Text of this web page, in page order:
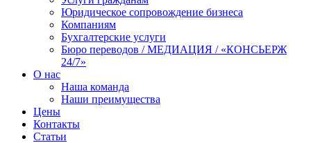
Юридическое сопровождение бизнеса
Компаниям
Бухгалтерские услуги
Бюро переводов / МЕДИАЦИЯ / «КОНСЬЕРЖ
24/7»
О нас
Наша команда
Наши преимущества
Цены
Контакты
Статьи